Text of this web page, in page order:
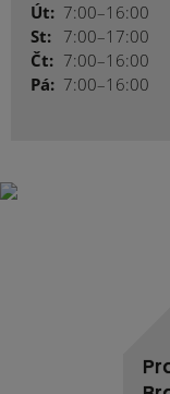
Út: 7:00–16:00
St: 7:00–17:00
Čt: 7:00–16:00
Pá: 7:00–16:00